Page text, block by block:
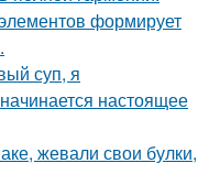
формирует
суп, я
настоящее
жевали свои булки,